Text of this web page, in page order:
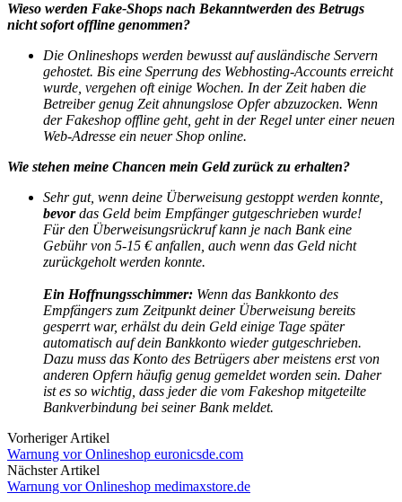
Wieso werden Fake-Shops nach Bekanntwerden des Betrugs
nicht sofort offline genommen?
Die Onlineshops werden bewusst auf ausländische Servern
gehostet. Bis eine Sperrung des Webhosting-Accounts erreicht
wurde, vergehen oft einige Wochen. In der Zeit haben die
Betreiber genug Zeit ahnungslose Opfer abzuzocken. Wenn
der Fakeshop offline geht, geht in der Regel unter einer neuen
Web-Adresse ein neuer Shop online.
Wie stehen meine Chancen mein Geld zurück zu erhalten?
Sehr gut, wenn deine Überweisung gestoppt werden konnte,
bevordas Geld beim Empfänger gutgeschrieben wurde!
Für den Überweisungsrückruf kann je nach Bank eine
Gebühr von 5-15 € anfallen, auch wenn das Geld nicht
zurückgeholt werden konnte.
Ein Hoffnungsschimmer: Wenn das Bankkonto des
Empfängers zum Zeitpunkt deiner Überweisung bereits
gesperrt war, erhälst du dein Geld einige Tage später
automatisch auf dein Bankkonto wieder gutgeschrieben.
Dazu muss das Konto des Betrügers aber meistens erst von
anderen Opfern häufig genug gemeldet worden sein. Daher
ist es so wichtig, dass jeder die vom Fakeshop mitgeteilte
Bankverbindung bei seiner Bank meldet.
Vorheriger Artikel
Warnung vor Onlineshop euronicsde.com
Nächster Artikel
Warnung vor Onlineshop medimaxstore.de